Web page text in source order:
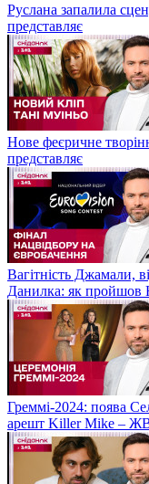
Руслана запалила
представляє
Нове феєричне
представляє
Вагітність Джамали,
Данилка: як пройшов
Греммі-2024: поява
арешт Killer Mike –